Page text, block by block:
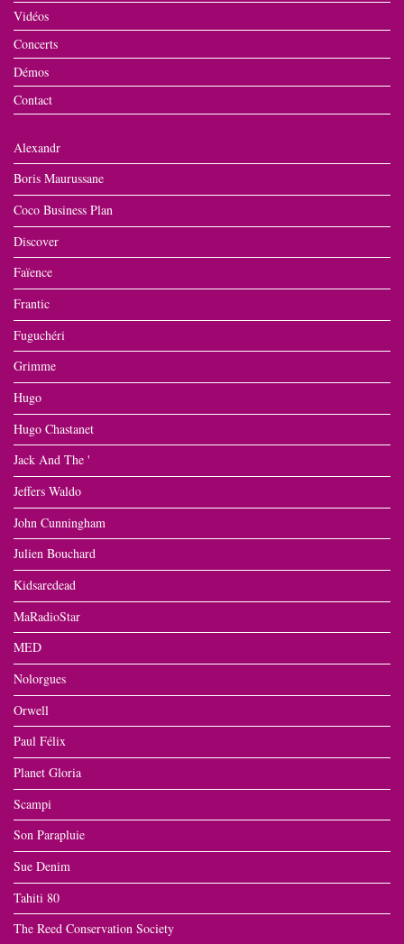
Vidéos
Concerts
Démos
Contact
Alexandr
Boris Maurussane
Coco Business Plan
Discover
Faïence
Frantic
Fuguchéri
Grimme
Hugo
Hugo Chastanet
Jack And The '
Jeffers Waldo
John Cunningham
Julien Bouchard
Kidsaredead
MaRadioStar
MED
Nolorgues
Orwell
Paul Félix
Planet Gloria
Scampi
Son Parapluie
Sue Denim
Tahiti 80
The Reed Conservation Society